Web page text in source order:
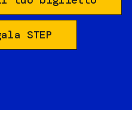
STEP